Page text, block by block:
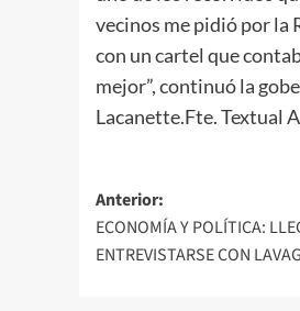
vecinos me pidió por la
con un cartel que
mejor”, continuó la
Lacanette.Fte. Textual
Navegación
de
Anterior:
ECONOMÍA Y POLÍTICA:
ENTREVISTARSE CON